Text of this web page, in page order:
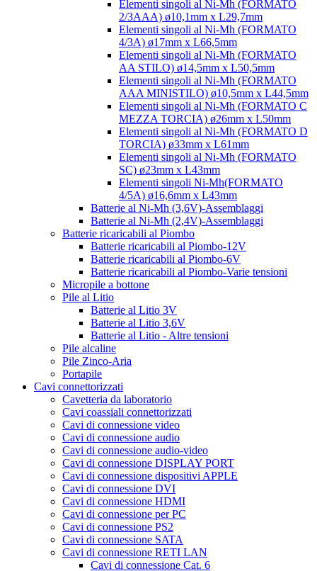
Elementi singoli al Ni-Mh (FORMATO
2/3AAA) ø10,1mm x L29,7mm
Elementi singoli al Ni-Mh (FORMATO
4/3A) ø17mm x L66,5mm
Elementi singoli al Ni-Mh (FORMATO
AA STILO) ø14,5mm x L50,5mm
Elementi singoli al Ni-Mh (FORMATO
AAA MINISTILO) ø10,5mm x L44,5mm
Elementi singoli al Ni-Mh (FORMATO C
MEZZA TORCIA) ø26mm x L50mm
Elementi singoli al Ni-Mh (FORMATO D
TORCIA) ø33mm x L61mm
Elementi singoli al Ni-Mh (FORMATO
SC) ø23mm x L43mm
Elementi singoli Ni-Mh(FORMATO
4/5A) ø16,6mm x L43mm
Batterie al Ni-Mh (3,6V)-Assemblaggi
Batterie al Ni-Mh (2,4V)-Assemblaggi
Batterie ricaricabili al Piombo
Batterie ricaricabili al Piombo-12V
Batterie ricaricabili al Piombo-6V
Batterie ricaricabili al Piombo-Varie tensioni
Micropile a bottone
Pile al Litio
Batterie al Litio 3V
Batterie al Litio 3,6V
Batterie al Litio - Altre tensioni
Pile alcaline
Pile Zinco-Aria
Portapile
Cavi connettorizzati
Cavetteria da laboratorio
Cavi coassiali connettorizzati
Cavi di connessione video
Cavi di connessione audio
Cavi di connessione audio-video
Cavi di connessione DISPLAY PORT
Cavi di connessione dispositivi APPLE
Cavi di connessione DVI
Cavi di connessione HDMI
Cavi di connessione per PC
Cavi di connessione PS2
Cavi di connessione SATA
Cavi di connessione RETI LAN
Cavi di connessione Cat. 6